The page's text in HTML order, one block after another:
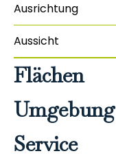
Ausrichtung
Aussicht
Flächen
Umgebung
Service